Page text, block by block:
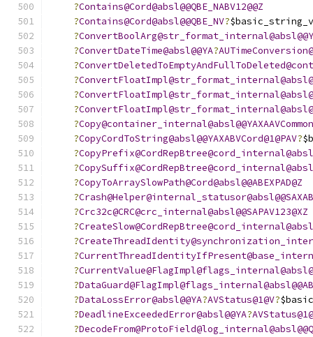
?Contains@Cord@absl@@QBE_NABV12@@Z
?Contains@Cord@absl@@QBE_NV?
?
?ConvertDateTime@absl@@YA?
?
?
?
?
?
?CopyCordToString@absl@@YAXABVCord@1@PAV?
?
?
?CopyToArraySlowPath@Cord@absl@@ABEXPAD@Z
?
?Crc32c@CRC@crc_internal@absl@@SAPAV123@XZ
?
?
?
?
?
?DataLossError@absl@@YA?AVStatus@1@V?
?DeadlineExceededError@absl@@YA?
?